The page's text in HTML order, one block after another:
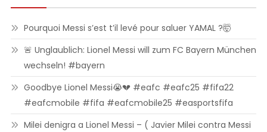
Pourquoi Messi s’est t’il levé pour saluer YAMAL ?🤯
🚨 Unglaublich: Lionel Messi will zum FC Bayern München
wechseln! #bayern
Goodbye Lionel Messi😭💔 #eafc #eafc25 #fifa22
#eafcmobile #fifa #eafcmobile25 #easportsfifa
Milei denigra a Lionel Messi – ( Javier Milei contra Messi